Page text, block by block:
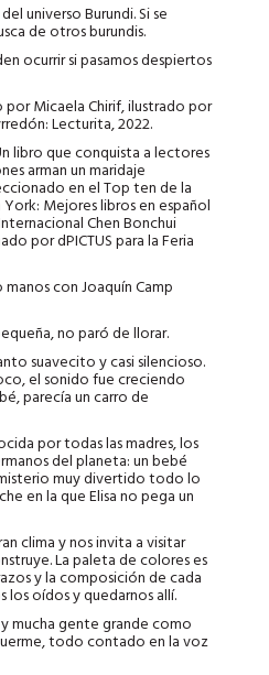
universo Burundi. Si se
de otros burundis.
ocurrir si pasamos despiertos
por Micaela Chirif, ilustrado por
Lecturita, 2022.
libro que conquista a lectores
arman un maridaje
en el Top ten de la
Mejores libros en español
Chen Bonchui
por dPICTUS para la Feria
con Joaquín Camp
no paró de llorar.
suavecito y casi silencioso.
el sonido fue creciendo
parecía un carro de
por todas las madres, los
del planeta: un bebé
muy divertido todo lo
en la que Elisa no pega un
clima y nos invita a visitar
La paleta de colores es
y la composición de cada
los oídos y quedarnos allí.
mucha gente grande como
todo contado en la voz